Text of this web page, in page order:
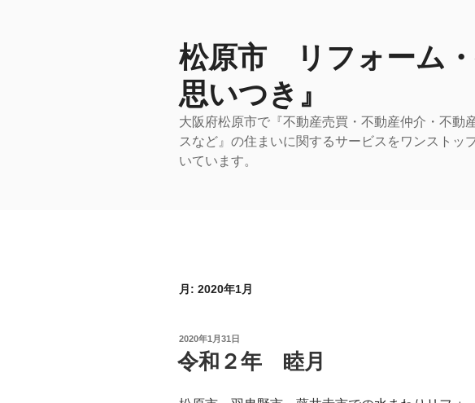
松原市 リフォーム・
思いつき』
大阪府松原市で『不動産売買・不動産仲介・不動
スなど』の住まいに関するサービスをワンスト
いています。
月: 2020年1月
投
稿
日:
2020年1月31日
令和２年 睦月